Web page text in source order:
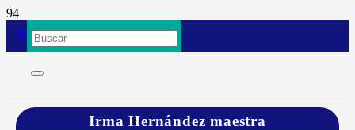
Irma Hernández maestra